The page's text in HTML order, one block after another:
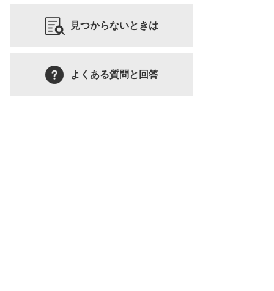
見つからないときは
よくある質問と回答